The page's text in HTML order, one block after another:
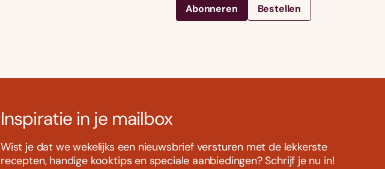
Abonneren Bestellen
Inspiratie in je mailbox
Wist je dat we wekelijks een nieuwsbrief versturen met de lekkerste
recepten, handige kooktips en speciale aanbiedingen? Schrijf je nu in!